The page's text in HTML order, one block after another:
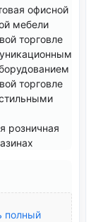
офисной
мебели
торговле
торговле
розничная
полный